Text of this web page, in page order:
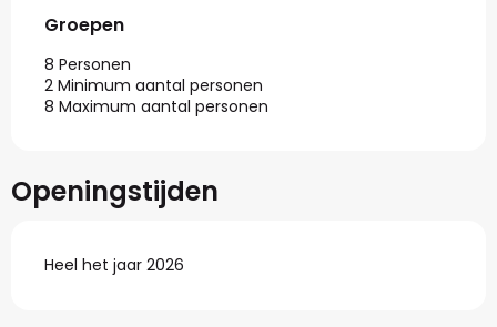
Groepen
Groepen
8 Personen
2 Minimum aantal personen
8 Maximum aantal personen
Openingstijden
Heel het jaar 2026